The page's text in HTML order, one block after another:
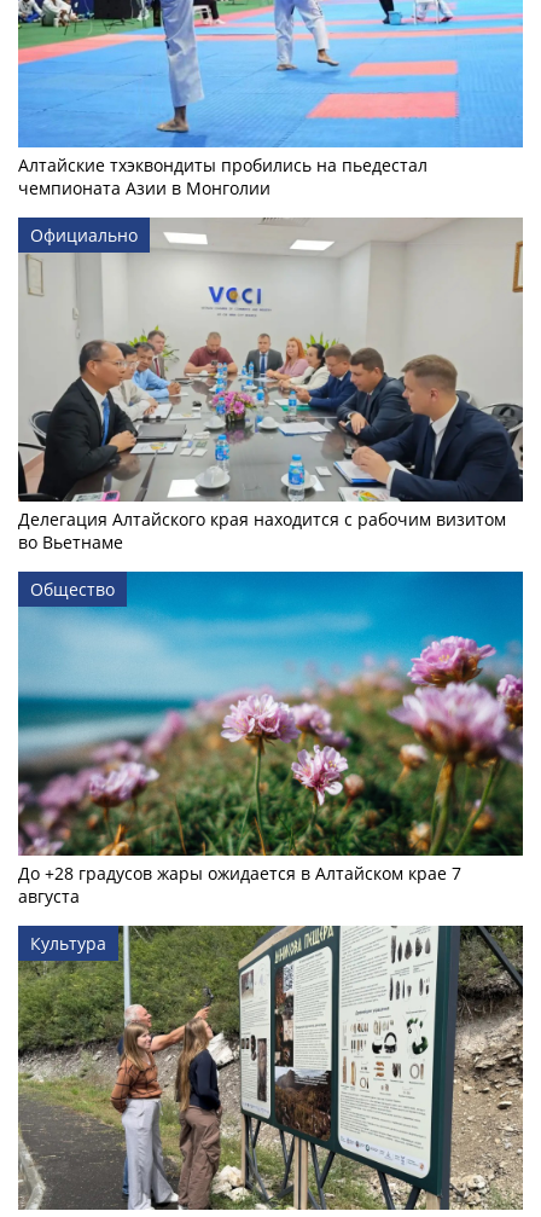
Алтайские тхэквондиты пробились на пьедестал
чемпионата Азии в Монголии
Официально
Делегация Алтайского края находится с рабочим визитом
во Вьетнаме
Общество
До +28 градусов жары ожидается в Алтайском крае 7
августа
Культура